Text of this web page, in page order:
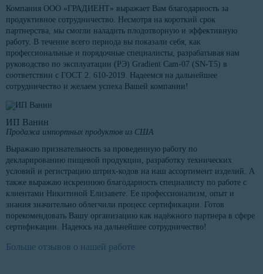
Компания ООО «ГРАДИЕНТ» выражает Вам благодарность за
продуктивное сотрудничество. Несмотря на короткий срок
партнерства, мы смогли наладить плодотворную и эффективную
работу. В течение всего периода вы показали себя, как
профессиональные и порядочные специалисты, разрабатывая нам
руководство по эксплуатации (РЭ) Gradient Cam-07 (SN-T5) в
соответствии с ГОСТ 2. 610-2019. Надеемся на дальнейшее
сотрудничество и желаем успеха Вашей компании!
ИП Ванин
Продажа импортных продуктов из США
Выражаю признательность за проведенную работу по
декларированию пищевой продукции, разработку технических
условий и регистрацию штрих-кодов на наш ассортимент изделий. А
также выражаю искреннюю благодарность специалисту по работе с
клиентами Никитиной Елизавете. Ее профессионализм, опыт и
знания значительно облегчили процесс сертификации. Готов
порекомендовать Вашу организацию как надёжного партнера в сфере
сертификации. Надеюсь на дальнейшее сотрудничество!
Больше отзывов о нашей работе